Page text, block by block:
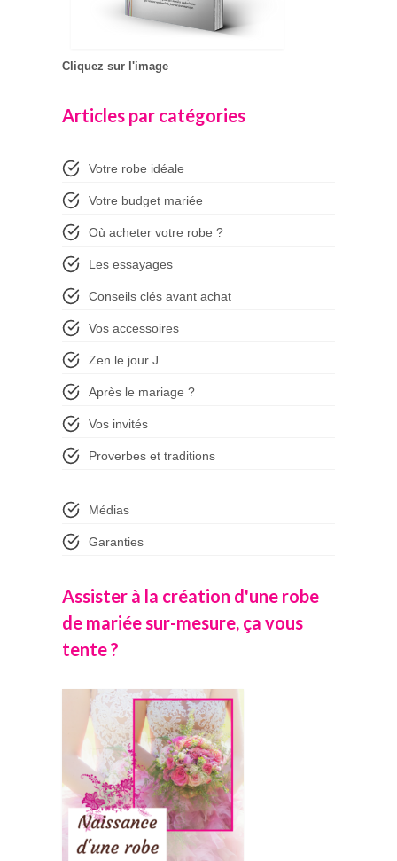
Cliquez sur l'image
Articles par catégories
Votre robe idéale
Votre budget mariée
Où acheter votre robe ?
Les essayages
Conseils clés avant achat
Vos accessoires
Zen le jour J
Après le mariage ?
Vos invités
Proverbes et traditions
Médias
Garanties
Assister à la création d'une robe
de mariée sur-mesure, ça vous
tente ?